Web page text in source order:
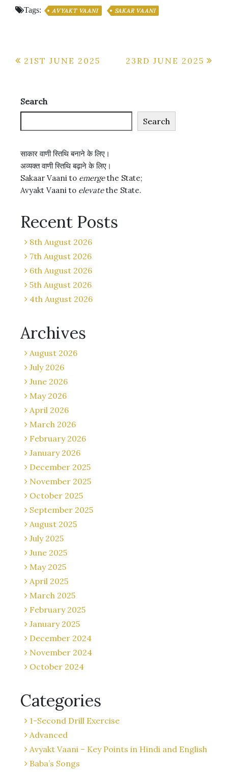
Tags: AVYAKT VAANI SAKAR VAANI
Post
21ST JUNE 2025 23RD JUNE 2025
Search
Search
साकार वाणी स्तिथि बनाने के लिए।
अव्यक्त वाणी स्तिथि बढ़ाने के लिए।
Sakaar Vaani to emergethe State;
Avyakt Vaani to elevatethe State.
Recent Posts
8th August 2026
7th August 2026
6th August 2026
5th August 2026
4th August 2026
Archives
August 2026
July 2026
June 2026
May 2026
April 2026
March 2026
February 2026
January 2026
December 2025
November 2025
October 2025
September 2025
August 2025
July 2025
June 2025
May 2025
April 2025
March 2025
February 2025
January 2025
December 2024
November 2024
October 2024
Categories
1-Second Drill Exercise
Advanced
Avyakt Vaani – Key Points in Hindi and English
Baba’s Songs